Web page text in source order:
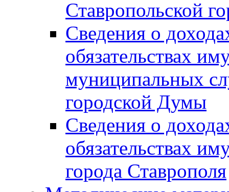
Ставропольской
Сведения о
обязательствах
муниципальных
городской Думы
Сведения о
обязательствах
города Ставрополя